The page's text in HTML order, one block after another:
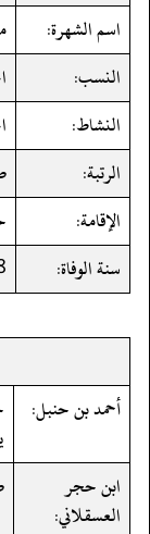
اسم الشهرة:
النسب:
النشاط:
الرتبة:
الإقامة:
سنة الوفاة:
أحمد بن حنبل:
ابن حجر
العسقلاني: